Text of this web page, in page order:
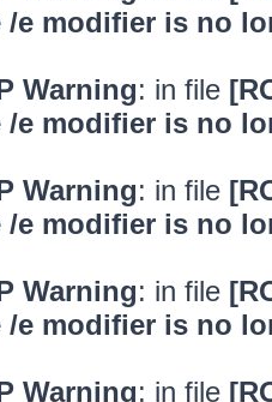
/e modifier is no
Warning: in file
/e modifier is no
Warning: in file
/e modifier is no
Warning: in file
/e modifier is no
Warning: in file